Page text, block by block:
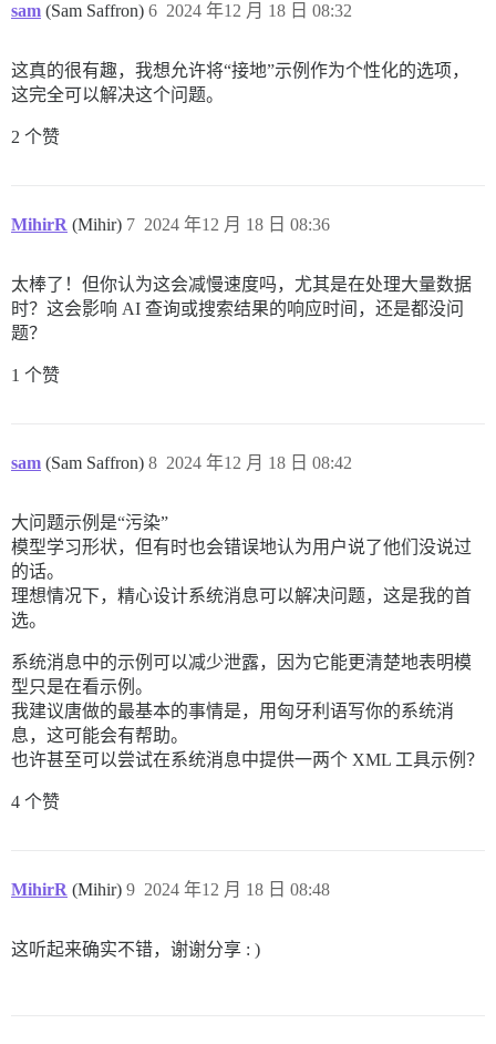
sam (Sam Saffron) 2024 年12 月 18 日 08:32
6
这真的很有趣，我想允许将“接地”示例作为个性化的选项，
这完全可以解决这个问题。
2 个赞
MihirR (Mihir) 2024 年12 月 18 日 08:36
7
太棒了！但你认为这会减慢速度吗，尤其是在处理大量数据
时？这会影响 AI 查询或搜索结果的响应时间，还是都没问
题？
1 个赞
sam (Sam Saffron) 2024 年12 月 18 日 08:42
8
大问题示例是“污染”
模型学习形状，但有时也会错误地认为用户说了他们没说过
的话。
理想情况下，精心设计系统消息可以解决问题，这是我的首
选。
系统消息中的示例可以减少泄露，因为它能更清楚地表明模
型只是在看示例。
我建议唐做的最基本的事情是，用匈牙利语写你的系统消
息，这可能会有帮助。
也许甚至可以尝试在系统消息中提供一两个 XML 工具示例？
4 个赞
MihirR (Mihir) 2024 年12 月 18 日 08:48
9
这听起来确实不错，谢谢分享 : )